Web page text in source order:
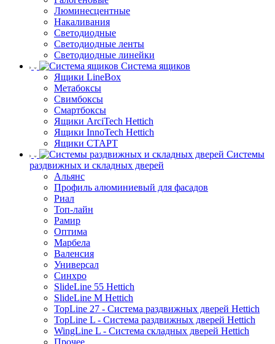
Люминесцентные
Накаливания
Светодиодные
Светодиодные ленты
Светодиодные линейки
Система ящиков
Ящики LineBox
Метабоксы
Свимбоксы
Смартбоксы
Ящики ArciTech Hettich
Ящики InnoTech Hettich
Ящики СТАРТ
Системы
раздвижных и складных дверей
Альянс
Профиль алюминиевый для фасадов
Риал
Топ-лайн
Рамир
Оптима
Марбела
Валенсия
Универсал
Синхро
SlideLine 55 Hettich
SlideLine M Hettich
TopLine 27 - Система раздвижных дверей Hettich
TopLine L - Система раздвижных дверей Hettich
WingLine L - Система складных дверей Hettich
Прочее